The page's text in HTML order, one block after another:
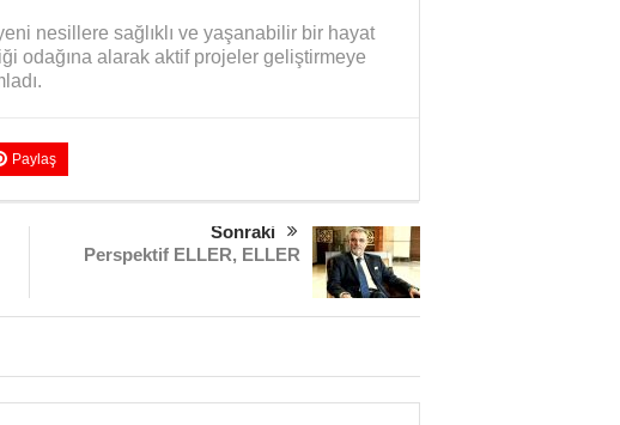
nesillere sağlıklı ve yaşanabilir bir hayat
odağına alarak aktif projeler geliştirmeye
Paylaş
Sonraki
Perspektif ELLER, ELLER